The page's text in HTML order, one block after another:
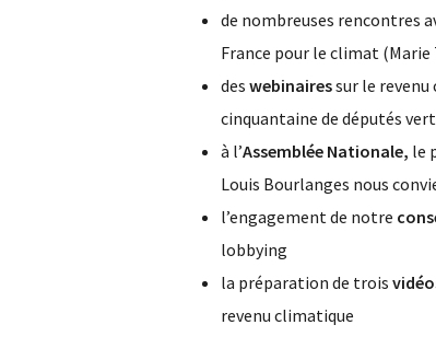
de nombreuses rencontres
France pour le climat (Marie
des webinairessur le revenu
cinquantaine de députés
à l’Assemblée Nationale, le
Louis Bourlanges nous
l’engagement de notre
lobbying
la préparation de trois
revenu climatique